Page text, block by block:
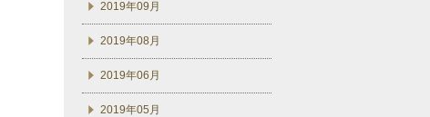
2019年09月
2019年08月
2019年06月
2019年05月